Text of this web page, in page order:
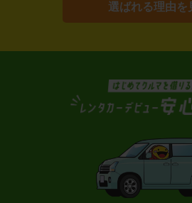
選ばれる理由を